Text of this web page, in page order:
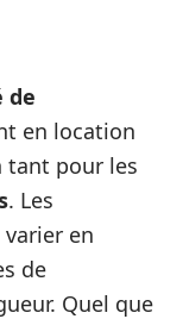
de
en location
tant pour les
. Les
en
de
Quel que